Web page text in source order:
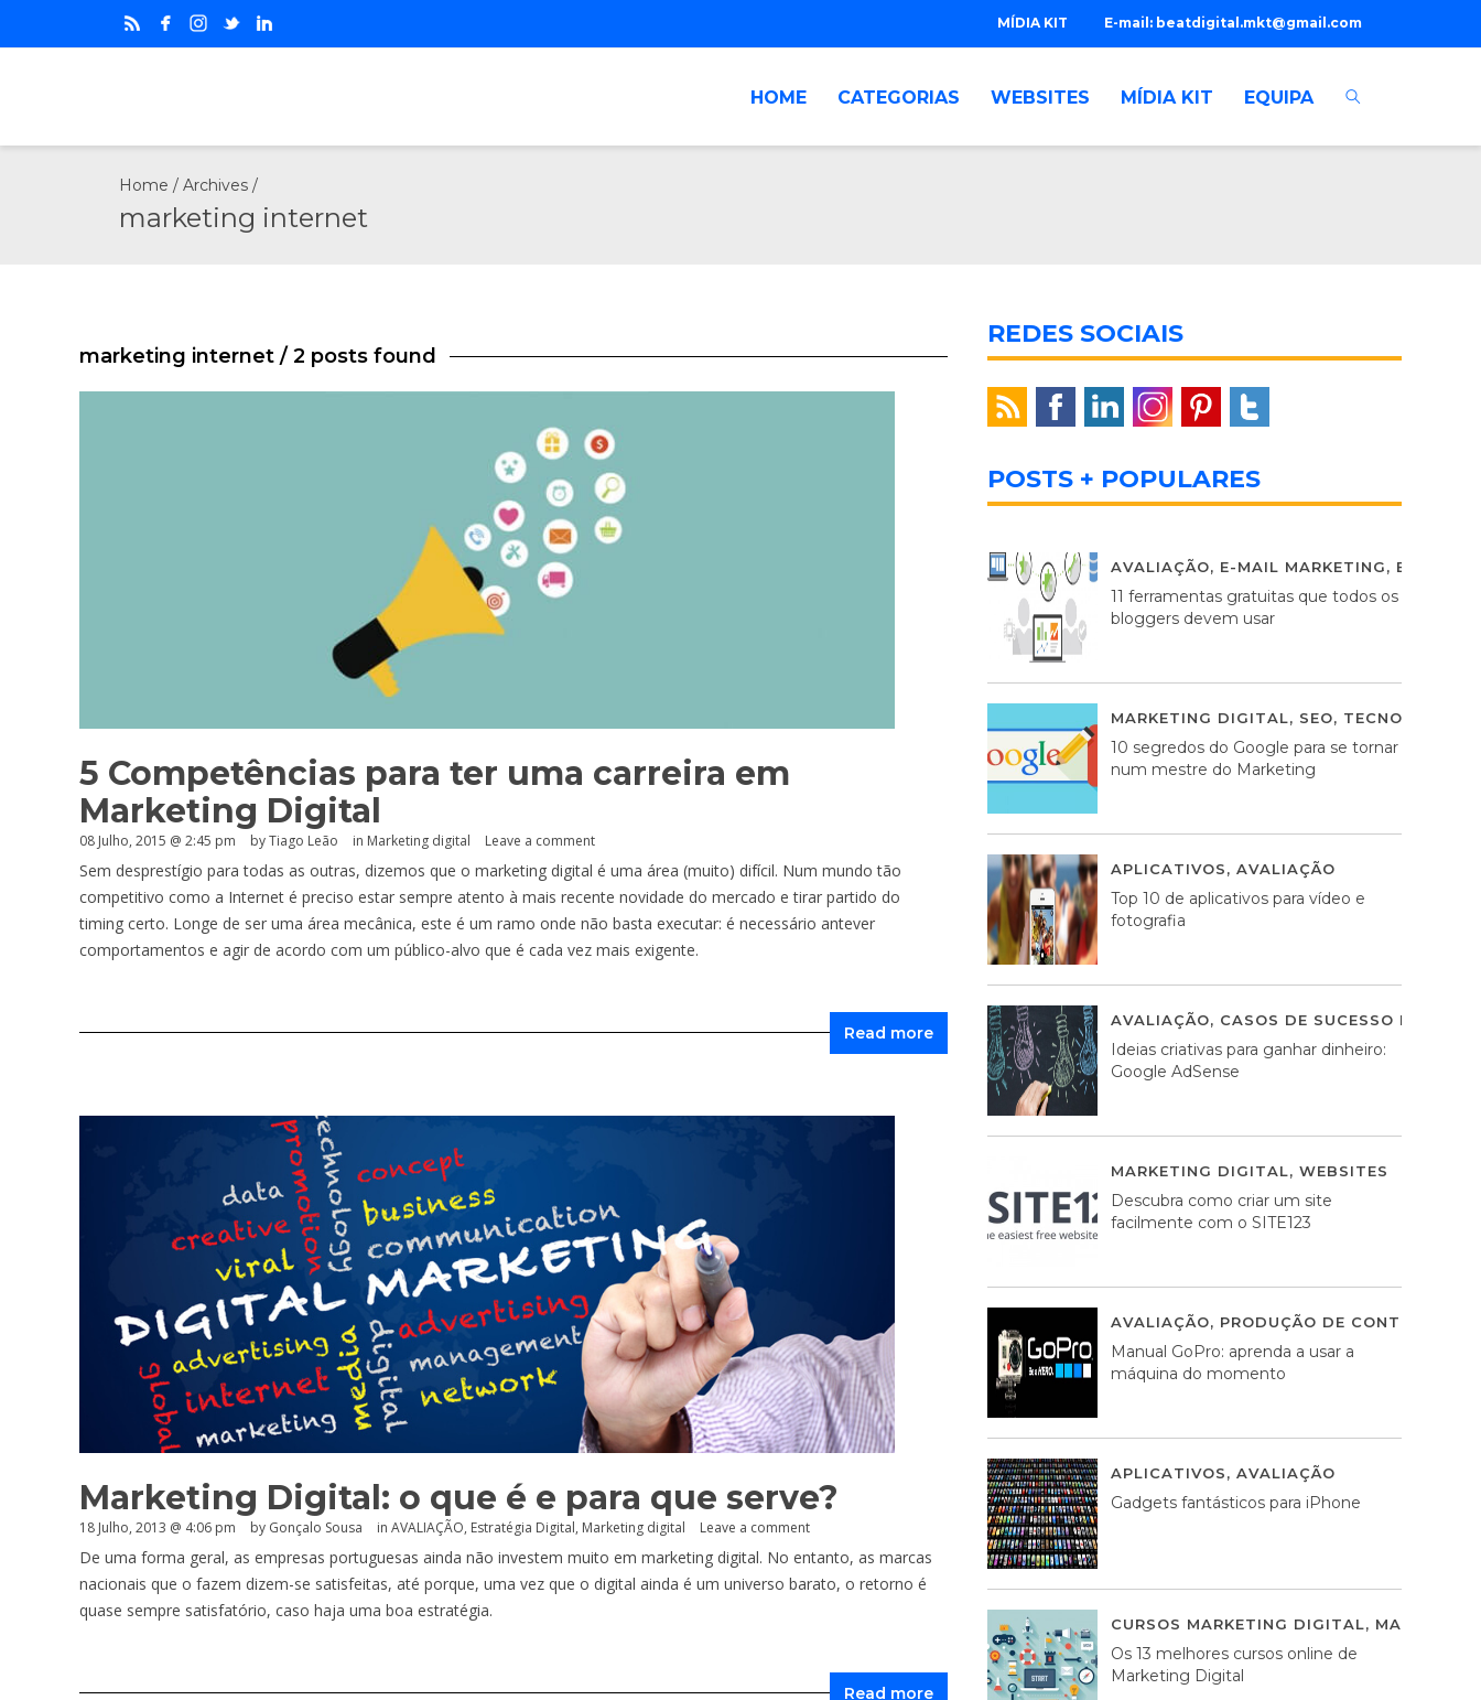
E-mail: beatdigital.mkt@gmail.com
MÍDIA KIT
HOME CATEGORIAS WEBSITES MÍDIA KIT EQUIPA
Home / Archives /
marketing internet
marketing internet / 2 posts found
5 Competências para ter uma carreira em
Marketing Digital
08 Julho, 2015 @ 2:45 pm by Tiago Leão in Marketing digital Leave a comment
Sem desprestígio para todas as outras, dizemos que o marketing digital é uma área (muito) difícil. Num mundo tão
competitivo como a Internet é preciso estar sempre atento à mais recente novidade do mercado e tirar partido do
timing certo. Longe de ser uma área mecânica, este é um ramo onde não basta executar: é necessário antever
comportamentos e agir de acordo com um público-alvo que é cada vez mais exigente.
Read more
Marketing Digital: o que é e para que serve?
18 Julho, 2013 @ 4:06 pm by Gonçalo Sousa in AVALIAÇÃO, Estratégia Digital, Marketing digital Leave a comment
De uma forma geral, as empresas portuguesas ainda não investem muito em marketing digital. No entanto, as marcas
nacionais que o fazem dizem-se satisfeitas, até porque, uma vez que o digital ainda é um universo barato, o retorno é
quase sempre satisfatório, caso haja uma boa estratégia.
Read more
REDES SOCIAIS
POSTS + POPULARES
AVALIAÇÃO, E-MAIL MARKETING,
11 ferramentas gratuitas que todos os
bloggers devem usar
MARKETING DIGITAL, SEO, TECNOLOGIA
10 segredos do Google para se tornar
num mestre do Marketing
APLICATIVOS, AVALIAÇÃO
Top 10 de aplicativos para vídeo e
fotografia
AVALIAÇÃO, CASOS DE SUCESSO DE
Ideias criativas para ganhar dinheiro:
Google AdSense
MARKETING DIGITAL, WEBSITES
Descubra como criar um site
facilmente com o SITE123
AVALIAÇÃO, PRODUÇÃO DE CONTEÚDOS
Manual GoPro: aprenda a usar a
máquina do momento
APLICATIVOS, AVALIAÇÃO
Gadgets fantásticos para iPhone
CURSOS MARKETING DIGITAL,
Os 13 melhores cursos online de
Marketing Digital